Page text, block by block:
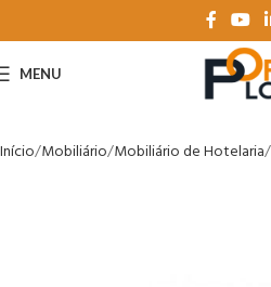
MENU
Início Mobiliário Mobiliário de Hotelaria